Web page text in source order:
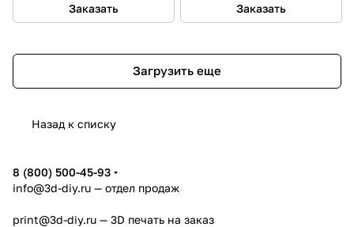
Заказать Заказать
Загрузить еще
Назад к списку
8 (800) 500-45-93
info@3d-diy.ru — отдел продаж
print@3d-diy.ru — 3D печать на заказ